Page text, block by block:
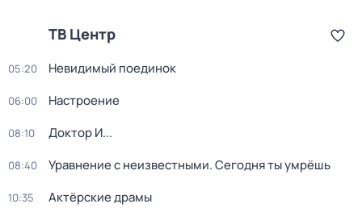
ТВ Центр
05:20 Невидимый поединок
06:00 Настроение
08:10 Доктор И...
08:40 Уравнение с неизвестными. Сегодня ты умрёшь
10:35 Актёрские драмы